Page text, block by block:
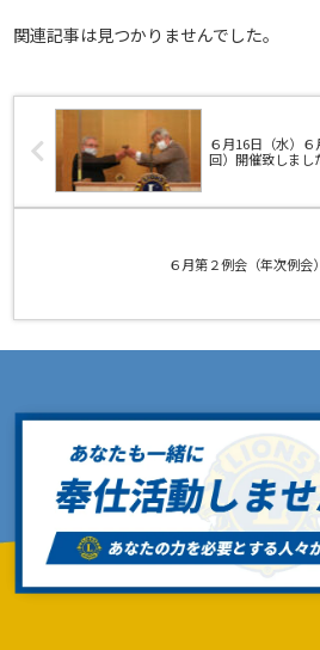
関連記事は見つかりませんでした。
６月16日（水）
回）開催致しまし
６月第２例会（年次例会）